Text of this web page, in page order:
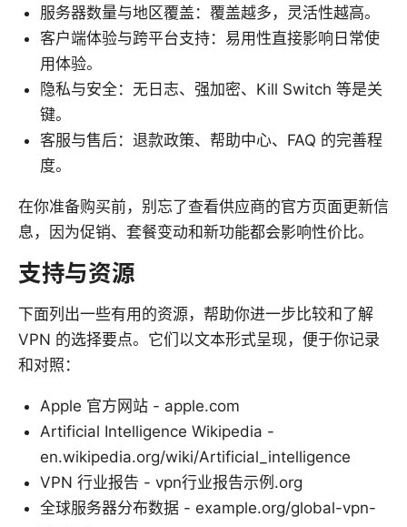
服务器数量与地区覆盖：覆盖越多，灵活性越高。
客户端体验与跨平台支持：易用性直接影响日常使
用体验。
隐私与安全：无日志、强加密、Kill Switch 等是关
键。
客服与售后：退款政策、帮助中心、FAQ 的完善程
度。
在你准备购买前，别忘了查看供应商的官方页面更新信
息，因为促销、套餐变动和新功能都会影响性价比。
支持与资源
下面列出一些有用的资源，帮助你进一步比较和了解
VPN 的选择要点。它们以文本形式呈现，便于你记录
和对照：
Apple 官方网站 - apple.com
Artificial Intelligence Wikipedia -
en.wikipedia.org/wiki/Artificial_intelligence
VPN 行业报告 - vpn行业报告示例.org
全球服务器分布数据 - example.org/global-vpn-